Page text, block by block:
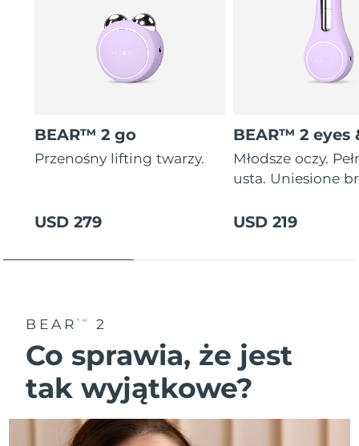
BEAR™ 2 go
Przenośny lifting twarzy.
USD 279
BEAR™ 2 eyes
Młodsze oczy.
usta. Uniesione
USD 219
BEARTM 2
Co sprawia, że jest
tak wyjątkowe?